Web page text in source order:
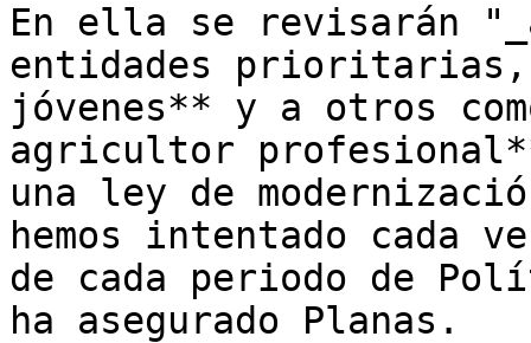
En ella se revisarán
entidades
jóvenes** y a otros
agricultor
una ley de
hemos intentado cada
de cada periodo de
ha asegurado Planas.